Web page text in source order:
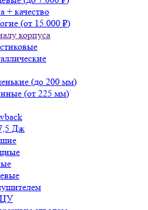
+ качество
(от 15.000 ₽)
корпуса
(до 200 мм)
(от 225 мм)
Дж